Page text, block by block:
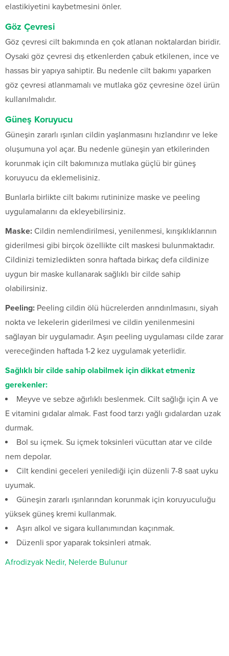
elastikiyetini kaybetmesini önler.
Göz Çevresi
Göz çevresi cilt bakımında en çok atlanan noktalardan biridir.
Oysaki göz çevresi dış etkenlerden çabuk etkilenen, ince ve
hassas bir yapıya sahiptir. Bu nedenle cilt bakımı yaparken
göz çevresi atlanmamalı ve mutlaka göz çevresine özel ürün
kullanılmalıdır.
Güneş Koruyucu
Güneşin zararlı ışınları cildin yaşlanmasını hızlandırır ve leke
oluşumuna yol açar. Bu nedenle güneşin yan etkilerinden
korunmak için cilt bakımınıza mutlaka güçlü bir güneş
koruyucu da eklemelisiniz.
Bunlarla birlikte cilt bakımı rutininize maske ve peeling
uygulamalarını da ekleyebilirsiniz.
Maske: Cildin nemlendirilmesi, yenilenmesi, kırışıklıklarının
giderilmesi gibi birçok özellikte cilt maskesi bulunmaktadır.
Cildinizi temizledikten sonra haftada birkaç defa cildinize
uygun bir maske kullanarak sağlıklı bir cilde sahip
olabilirsiniz.
Peeling: Peeling cildin ölü hücrelerden arındırılmasını, siyah
nokta ve lekelerin giderilmesi ve cildin yenilenmesini
sağlayan bir uygulamadır. Aşırı peeling uygulaması cilde zarar
vereceğinden haftada 1-2 kez uygulamak yeterlidir.
Sağlıklı bir cilde sahip olabilmek için dikkat etmeniz
gerekenler:
Meyve ve sebze ağırlıklı beslenmek. Cilt sağlığı için A ve
E vitamini gıdalar almak. Fast food tarzı yağlı gıdalardan uzak
durmak.
Bol su içmek. Su içmek toksinleri vücuttan atar ve cilde
nem depolar.
Cilt kendini geceleri yenilediği için düzenli 7-8 saat uyku
uyumak.
Güneşin zararlı ışınlarından korunmak için koruyuculuğu
yüksek güneş kremi kullanmak.
Aşırı alkol ve sigara kullanımından kaçınmak.
Düzenli spor yaparak toksinleri atmak.
Afrodizyak Nedir, Nelerde Bulunur